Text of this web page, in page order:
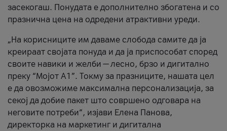
засекогаш. Понудата е дополнително збогатена и со
празнична цена на одредени атрактивни уреди.
„На корисниците им даваме слобода самите да ја
креираат својата понуда и да ја приспособат според
своите навики и желби — лесно, брзо и дигитално
преку “Мојот А1”. Токму за празниците, нашата цел
е да овозможиме максимална персонализација, за
секој да добие пакет што совршено одговара на
неговите потреби“, изјави Елена Панова,
директорка на маркетинг и дигитална